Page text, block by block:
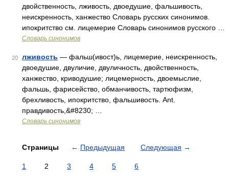
двойственность, лживость, двоедушие, фальшивость,
неискренность, ханжество Словарь русских синонимов.
ипокритство см. лицемерие Словарь синонимов русского …
Словарь синонимов
20 лживость — фальш(ивост)ь, лицемерие, неискренность,
двоедушие, двуличие, двуличность, двойственность,
ханжество, криводушие; лицемерность, двоемыслие,
фальшь, фарисейство, обманчивость, тартюфизм,
брехливость, ипокритство, фальшивость. Ant.
правдивость,&#8230; …
Словарь синонимов
Страницы ← Предыдущая Следующая →
1 2 3 4 5 6